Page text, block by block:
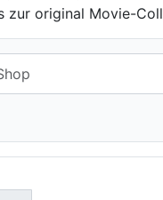
zur original Movie-